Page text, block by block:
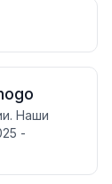
Наши
-